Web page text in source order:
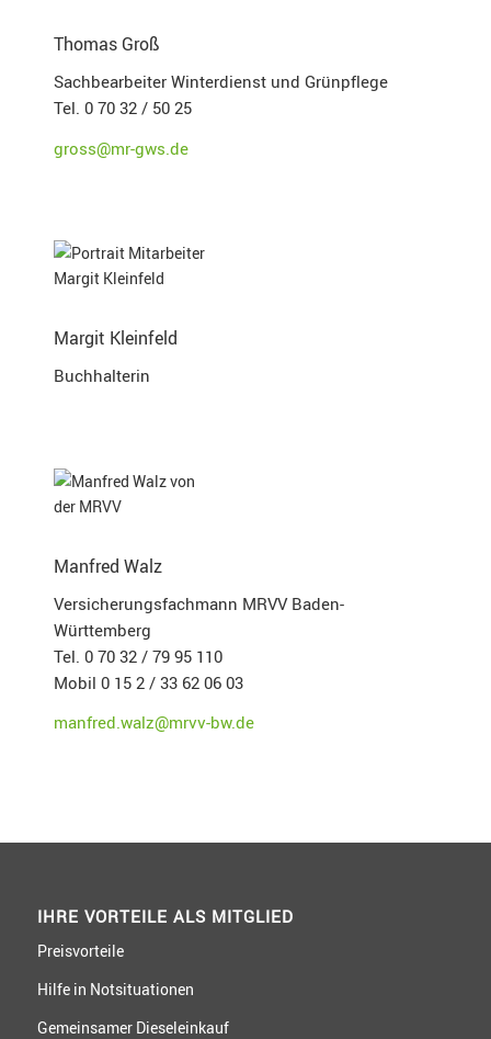
Thomas Groß
Sachbearbeiter Winterdienst und Grünpflege
Tel. 0 70 32 / 50 25
gross@mr-gws.de
Margit Kleinfeld
Buchhalterin
Manfred Walz
Versicherungsfachmann MRVV Baden-
Württemberg
Tel. 0 70 32 / 79 95 110
Mobil 0 15 2 / 33 62 06 03
manfred.walz@mrvv-bw.de
IHRE VORTEILE ALS MITGLIED
Preisvorteile
Hilfe in Notsituationen
Gemeinsamer Dieseleinkauf